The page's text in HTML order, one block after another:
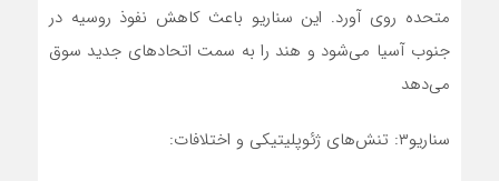
متحده روی آورد. این سناریو باعث کاهش نفوذ روسیه در
جنوب آسیا می‌شود و هند را به سمت اتحادهای جدید سوق
می‌دهد
سناریو۳: تنش‌های ژئوپلیتیکی و اختلافات: